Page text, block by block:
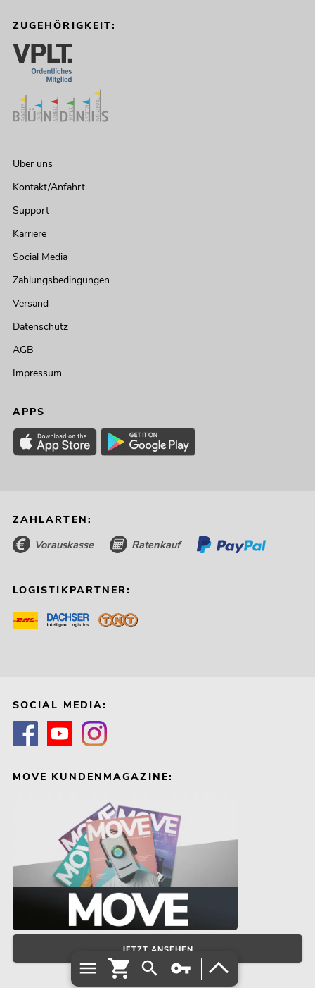
ZUGEHÖRIGKEIT:
Über uns
Kontakt/Anfahrt
Support
Karriere
Social Media
Zahlungsbedingungen
Versand
Datenschutz
AGB
Impressum
APPS
ZAHLARTEN:
Vorauskasse Ratenkauf
LOGISTIKPARTNER:
SOCIAL MEDIA:
MOVE KUNDENMAGAZINE:
JETZT ANSEHEN